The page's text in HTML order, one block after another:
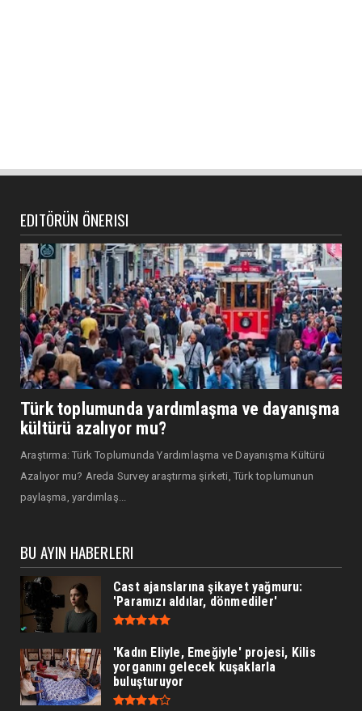
EDITÖRÜN ÖNERISI
Türk toplumunda yardımlaşma ve dayanışma
kültürü azalıyor mu?
Araştırma: Türk Toplumunda Yardımlaşma ve Dayanışma Kültürü
Azalıyor mu? Areda Survey araştırma şirketi, Türk toplumunun
paylaşma, yardımlaş...
BU AYIN HABERLERI
Cast ajanslarına şikayet yağmuru:
'Paramızı aldılar, dönmediler'
'Kadın Eliyle, Emeğiyle' projesi, Kilis
yorganını gelecek kuşaklarla
buluşturuyor